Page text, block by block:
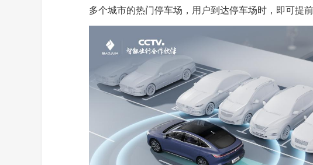
多个城市的热门停车场，用户到达停车场时，即可提